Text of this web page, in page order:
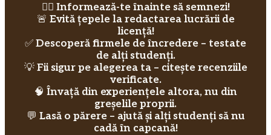
🕵️‍♂️ Informează-te înainte să semnezi!
🚨 Evită țepele la redactarea lucrării de
licență!
✅ Descoperă firmele de încredere – testate
de alți studenți.
💡 Fii sigur pe alegerea ta – citește recenziile
verificate.
🧠 Învață din experiențele altora, nu din
greșelile proprii.
💬 Lasă o părere – ajută și alți studenți să nu
cadă în capcană!